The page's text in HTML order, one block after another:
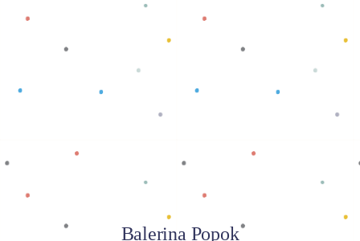
Balerina Popok